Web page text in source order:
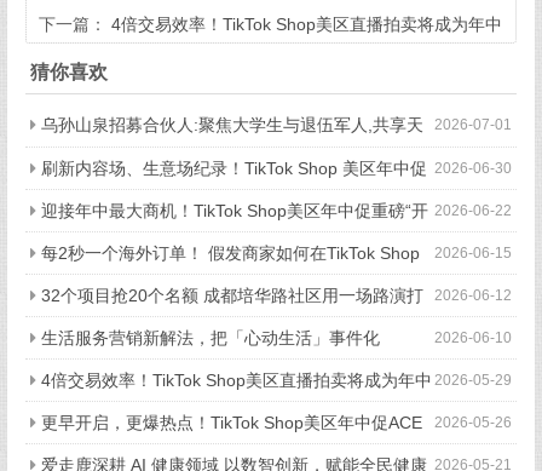
下一篇： 4倍交易效率！TikTok Shop美区直播拍卖将成为年中
促最大商机，抓紧入局！
猜你喜欢
2026-07-01
乌孙山泉招募合伙人:聚焦大学生与退伍军人,共享天
山弱碱富锶水 2026-06-30
刷新内容场、生意场纪录！TikTok Shop 美区年中促
首周战绩创新高 2026-06-22
迎接年中最大商机！TikTok Shop美区年中促重磅“开
赛” 2026-06-15
每2秒一个海外订单！ 假发商家如何在TikTok Shop
引爆品牌新增长 2026-06-12
32个项目抢20个名额 成都培华路社区用一场路演打
通青年创业与社区治理 2026-06-10
生活服务营销新解法，把「心动生活」事件化
2026-05-29
4倍交易效率！TikTok Shop美区直播拍卖将成为年中
促最大商机，抓紧入局！ 2026-05-26
更早开启，更爆热点！TikTok Shop美区年中促ACE
备战秘籍重磅发布 2026-05-21
爱走鹿深耕 AI 健康领域 以数智创新，赋能全民健康